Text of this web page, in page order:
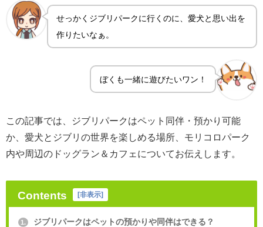
せっかくジブリパークに行くのに、愛犬と思い出を
作りたいなぁ。
ぼくも一緒に遊びたいワン！
この記事では、ジブリパークはペット同伴・預かり可能
か、愛犬とジブリの世界を楽しめる場所、モリコロパーク
内や周辺のドッグラン＆カフェについてお伝えします。
Contents [非表示]
1. ジブリパークはペットの預かりや同伴はできる？